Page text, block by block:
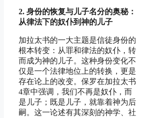
2. 身份的恢复与儿子名分的奥秘：
从律法下的奴仆到神的儿子
加拉太书的一大主题是信徒身份的
根本转变：从罪和律法的奴仆，转
而成为神的儿子。这种身份变化不
仅是一个法律地位上的转换，更是
存在论上的改变。保罗在加拉太书
4章中强调，我们不再是奴仆，而
是儿子；既是儿子，就靠着神为后
嗣。这一论述有其深刻的神学、社